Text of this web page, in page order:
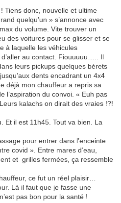
Tiens donc, nouvelle et ultime
quelqu’un » s’annonce avec
du volume. Vite trouver un
des voitures pour se glisser et se
à laquelle les véhicules
au contact. Fiouuuuu….. Il
leurs pickups quelques bérets
dents encadrant un 4x4
déjà mon chauffeur a repris sa
l’aspiration du convoi. « Euh pas
kalachs on dirait des vraies !?!
Et il est 11h45. Tout va bien. La
pour entrer dans l’enceinte
covid ». Entre mares d’eau,
et grilles fermées, ça ressemble
ce fut un réel plaisir…
Là il faut que je fasse une
pas bon pour la santé !